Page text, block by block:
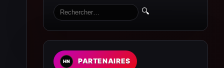
🔍
PARTENAIRES